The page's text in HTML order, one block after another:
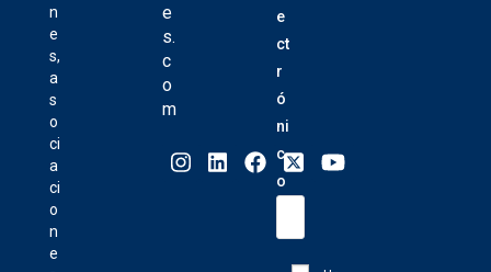
n
e
s,
a
s
o
ci
a
ci
o
n
e
e
s.
c
o
m
e
ct
r
ó
ni
c
o